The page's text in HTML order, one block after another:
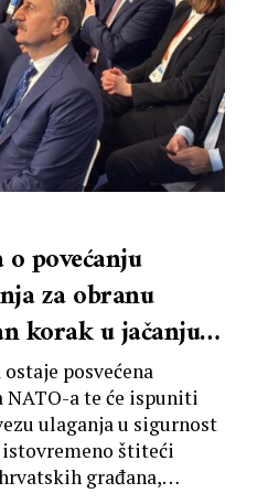
povećanju
za obranu
korak u jačanju
i obrambene
EU-a i NATO-
posvećena
a te će ispuniti
ulaganja u sigurnost
štiteći
građana,